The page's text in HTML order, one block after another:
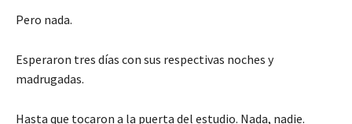
Pero nada.
Esperaron tres días con sus respectivas noches y
madrugadas.
Hasta que tocaron a la puerta del estudio. Nada, nadie.